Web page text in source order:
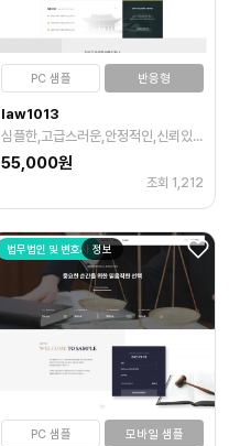
PC 샘플 반응형
law1013
심플한,고급스러운,안정적인,신뢰있는,모던한,풍경,신체일부,다양한
55,000원
조회 1,212
정보
법무법인 및 변호사
PC 샘플 모바일 샘플